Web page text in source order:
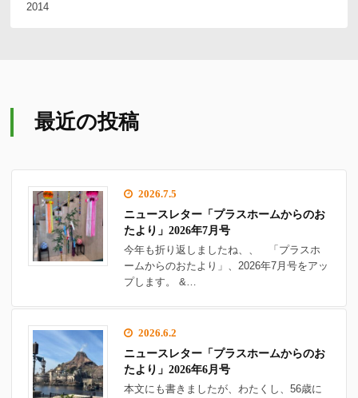
2014
最近の投稿
2026.7.5
ニュースレター「プラスホームからのお
たより」2026年7月号
今年も折り返しましたね、、 「プラスホ
ームからのおたより」、2026年7月号をアッ
プします。 &…
2026.6.2
ニュースレター「プラスホームからのお
たより」2026年6月号
本文にも書きましたが、わたくし、56歳に